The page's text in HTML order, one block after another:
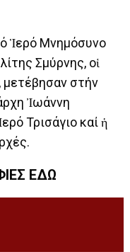
Ἱερό Μνημόσυνο
Σμύρνης, οἱ
μετέβησαν στήν
Ἰωάννη
Τρισάγιο καί ἡ
ΕΔΩ